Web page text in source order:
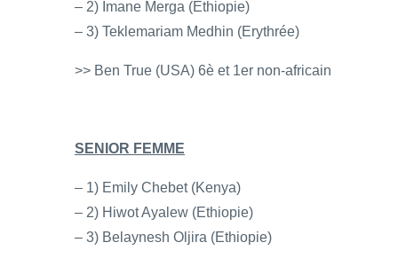
– 2) Imane Merga (Ethiopie)
– 3) Teklemariam Medhin (Erythrée)
>> Ben True (USA) 6è et 1er non-africain
SENIOR FEMME
– 1) Emily Chebet (Kenya)
– 2) Hiwot Ayalew (Ethiopie)
– 3) Belaynesh Oljira (Ethiopie)